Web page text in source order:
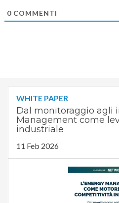
0COMMENTI
WHITE PAPER
Dal monitoraggio agli
Management come
industriale
11 Feb 2026